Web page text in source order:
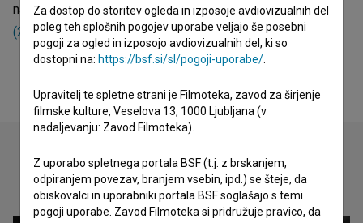
nastopil, sta Preprost člouk in konec sveta (2022)in PLC
(2018).
Oglejte si
Za dostop do storitev ogleda in izposoje avdiovizualnih del
poleg teh splošnih pogojev uporabe veljajo še posebni
pogoji za ogled in izposojo avdiovizualnih del, ki so
dostopni na: https://bsf.si/sl/pogoji-uporabe/
Upravitelj te spletne strani je Filmoteka, zavod za širjenje
filmske kulture, Veselova 13, 1000 Ljubljana (v
nadaljevanju: Zavod Filmoteka).
Z uporabo spletnega portala BSF (t.j. z brskanjem,
odpiranjem povezav, branjem vsebin, ipd.) se šteje, da
obiskovalci in uporabniki portala BSF soglašajo s temi
pogoji uporabe. Zavod Filmoteka si pridružuje pravico, da